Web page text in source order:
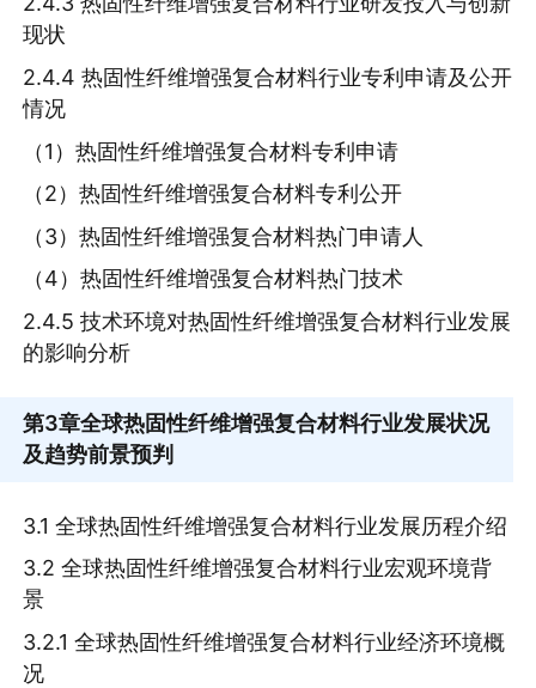
现状
2.4.4 热固性纤维增强复合材料行业专利申请及公开
情况
（1）热固性纤维增强复合材料专利申请
（2）热固性纤维增强复合材料专利公开
（3）热固性纤维增强复合材料热门申请人
（4）热固性纤维增强复合材料热门技术
2.4.5 技术环境对热固性纤维增强复合材料行业发展
的影响分析
第3章全球热固性纤维增强复合材料行业发展状况
及趋势前景预判
3.1 全球热固性纤维增强复合材料行业发展历程介绍
3.2 全球热固性纤维增强复合材料行业宏观环境背
景
3.2.1 全球热固性纤维增强复合材料行业经济环境概
况